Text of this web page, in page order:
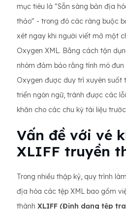
mục tiêu là "Sẵn sàng bản địa
thảo" - trong đó các ràng buộc
xét ngay khi người viết mở một
Oxygen XML. Bằng cách tận
nhóm đảm bảo rằng tính mô
Oxygen được duy trì xuyên suốt
triển ngôn ngữ, tránh được các
khăn cho các chu kỳ tài liệu
Vấn đề với vé
XLIFF truyền
Trong nhiều thập kỷ, quy trình
địa hóa các tệp XML bao gồm
thành XLIFF (Định dạng tệp